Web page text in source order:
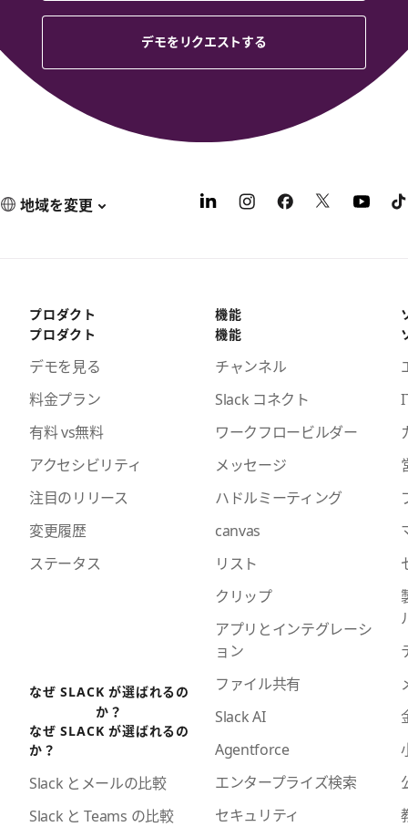
デモをリクエストする
地域を変更
プロダクト
プロダクト
デモを見る
料金プラン
有料 vs無料
アクセシビリティ
注目のリリース
変更履歴
ステータス
なぜ SLACK が選ばれるの
か？
なぜ SLACK が選ばれるの
か？
Slack とメールの比較
Slack と Teams の比較
機能
機能
チャンネル
Slack コネクト
ワークフロービルダー
メッセージ
ハドルミーティング
canvas
リスト
クリップ
アプリとインテグレーシ
ョン
ファイル共有
Slack AI
Agentforce
エンタープライズ検索
セキュリティ